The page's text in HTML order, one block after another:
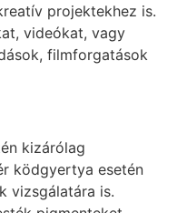
projektekhez is.
videókat, vagy
filmforgatások
kizárólag
ködgyertya esetén
vizsgálatára is.